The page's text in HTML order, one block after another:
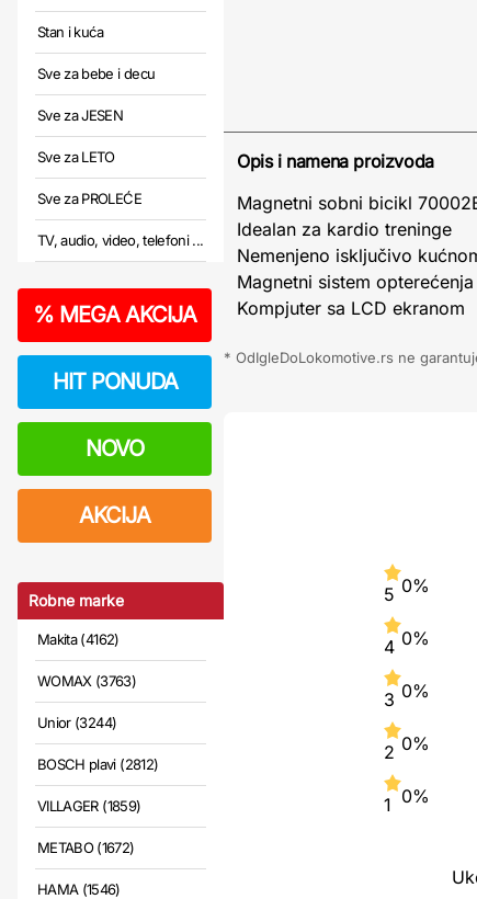
Stan i kuća
Sve za bebe i decu
Sve za JESEN
Sve za LETO
Sve za PROLEĆE
TV, audio, video, telefoni ...
% MEGA AKCIJA
HIT PONUDA
NOVO
AKCIJA
Robne marke
Makita (4162)
WOMAX (3763)
Unior (3244)
BOSCH plavi (2812)
VILLAGER (1859)
METABO (1672)
HAMA (1546)
Opis i namena proizvoda
Magnetni sobni bicikl
Idealan za kardio treninge
Nemenjeno isključivo
Magnetni sistem opterećenja
Kompjuter sa LCD ekranom
* OdIgleDoLokomotive.rs ne
5 0%
4 0%
3 0%
2 0%
1 0%